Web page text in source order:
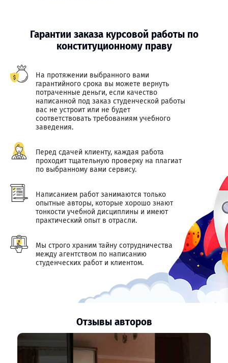
Гарантии заказа курсовой работы по
конституционному праву
На протяжении выбранного вами
гарантийного срока вы можете вернуть
потраченные деньги, если качество
написанной под заказ студенческой работы
вас не устроит или не будет
соответствовать требованиям учебного
заведения.
Перед сдачей клиенту, каждая работа
проходит тщательную проверку на плагиат
по выбранному вами сервису.
Написанием работ занимаются только
опытные авторы, которые хорошо знают
тонкости учебной дисциплины и имеют
практический опыт в отрасли.
Мы строго храним тайну сотрудничества
между агентством по написанию
студенческих работ и клиентом.
Отзывы авторов